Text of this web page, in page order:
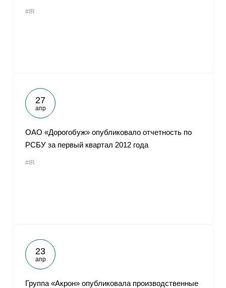
#IR
27
апр
ОАО «Дорогобуж» опубликовало отчетность по
РСБУ за первый квартал 2012 года
#IR
23
апр
Группа «Акрон» опубликовала производственные